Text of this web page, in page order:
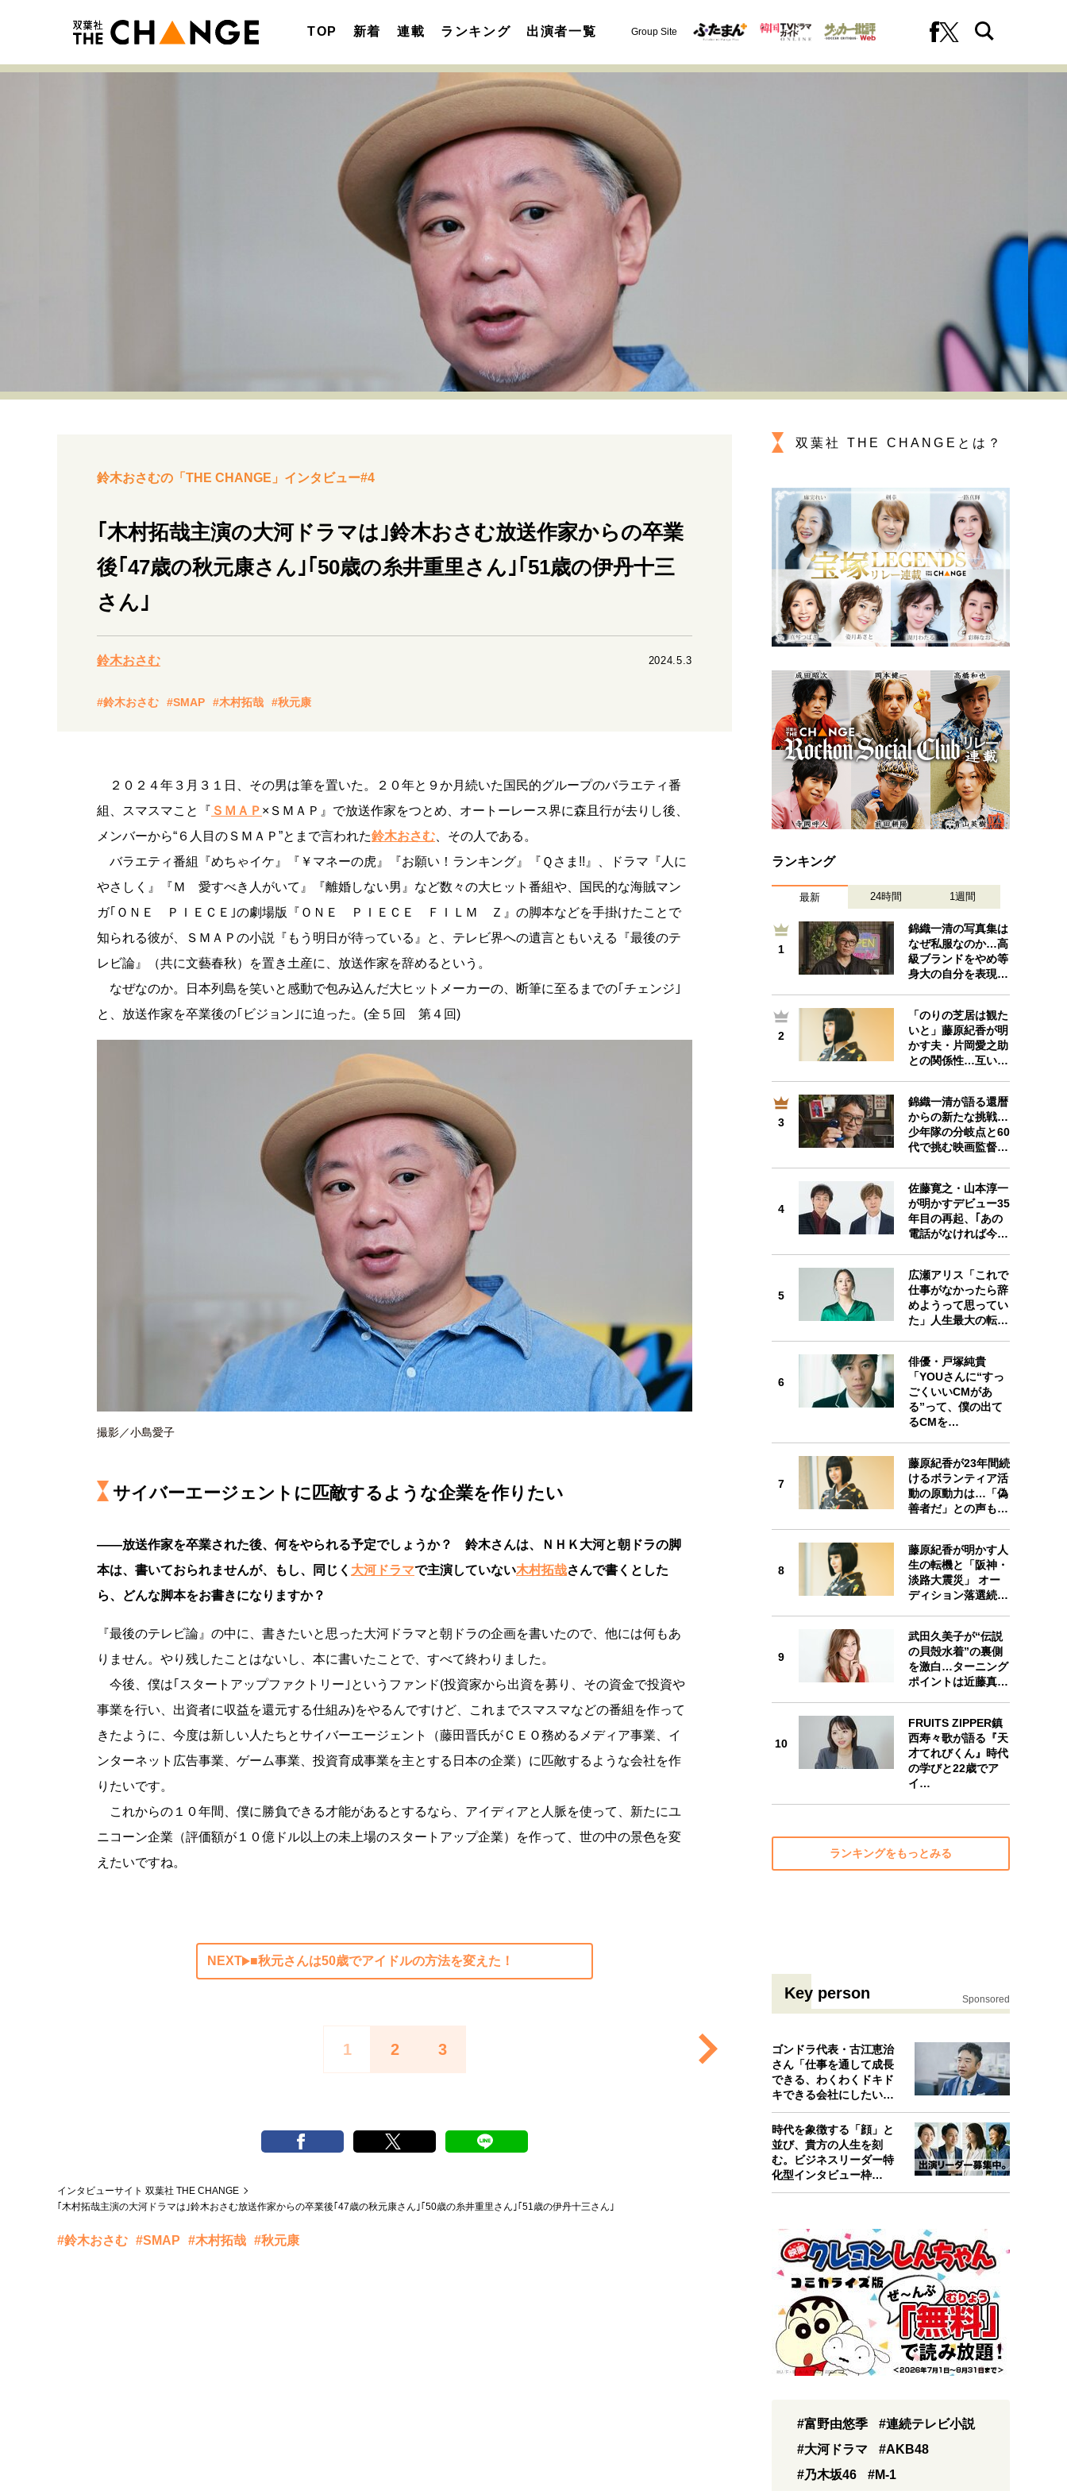
TOP 新着 連載 ランキング 出演者一覧 Group Site
運命を変えた出会い 決断の裏側 挫折からの再起
表現者の葛藤
人生が動いた日 10代の挫折と原点
セカンドキャリアの描き方 独立という決断 大人の学び直し
変革の原動力 次世代へのバトン
40代からの景色
一生モノの愛用品
社会・カルチャー・マネー 地域とつながる/お金との付き合い方
鈴木おさむの「THE CHANGE」インタビュー#4
｢木村拓哉主演の大河ドラマは｣鈴木おさむ放送作家からの卒業
後｢47歳の秋元康さん｣｢50歳の糸井重里さん｣｢51歳の伊丹十三
さん｣
鈴木おさむ 2024.5.3
#鈴木おさむ #SMAP #木村拓哉 #秋元康
２０２４年３月３１日、その男は筆を置いた。２０年と９か月続いた国民的グループのバラエティ番
組、スマスマこと『 ＳＭＡＰ ×ＳＭＡＰ』で放送作家をつとめ、オートーレース界に森且行が去りし後、
メンバーから“６人目のＳＭＡＰ”とまで言われた鈴木おさむ 、その人である。
バラエティ番組『めちゃイケ』『￥マネーの虎』『お願い！ランキング』『Ｑさま!!』、ドラマ『人に
やさしく』『Ｍ 愛すべき人がいて』『離婚しない男』など数々の大ヒット番組や、国民的な海賊マン
ガ｢ＯＮＥ ＰＩＥＣＥ｣の劇場版『ＯＮＥ ＰＩＥＣＥ ＦＩＬＭ Ｚ』の脚本などを手掛けたことで
知られる彼が、ＳＭＡＰの小説『もう明日が待っている』と、テレビ界への遺言ともいえる『最後のテ
レビ論』（共に文藝春秋）を置き土産に、放送作家を辞めるという。
なぜなのか。日本列島を笑いと感動で包み込んだ大ヒットメーカーの、断筆に至るまでの｢チェンジ｣
と、放送作家を卒業後の｢ビジョン｣に迫った。(全５回 第４回)
撮影／小島愛子
サイバーエージェントに匹敵するような企業を作りたい
――放送作家を卒業された後、何をやられる予定でしょうか？ 鈴木さんは、ＮＨＫ大河と朝ドラの脚
本は、書いておられませんが、もし、同じく 大河ドラマで主演していない木村拓哉さんで書くとした
ら、どんな脚本をお書きになりますか？
『最後のテレビ論』の中に、書きたいと思った大河ドラマと朝ドラの企画を書いたので、他には何もあ
りません。やり残したことはないし、本に書いたことで、すべて終わりました。
今後、僕は｢スタートアップファクトリー｣というファンド(投資家から出資を募り、その資金で投資や
事業を行い、出資者に収益を還元する仕組み)をやるんですけど、これまでスマスマなどの番組を作って
きたように、今度は新しい人たちとサイバーエージェント（藤田晋氏がＣＥＯ務めるメディア事業、イ
ンターネット広告事業、ゲーム事業、投資育成事業を主とする日本の企業）に匹敵するような会社を作
りたいです。
これからの１０年間、僕に勝負できる才能があるとするなら、アイディアと人脈を使って、新たにユ
ニコーン企業（評価額が１０億ドル以上の未上場のスタートアップ企業）を作って、世の中の景色を変
えたいですね。
NEXT ■秋元さんは50歳でアイドルの方法を変えた！
1 2 3
インタビューサイト 双葉社 THE CHANGE
｢木村拓哉主演の大河ドラマは｣鈴木おさむ放送作家からの卒業後｢47歳の秋元康さん｣｢50歳の糸井重里さん｣｢51歳の伊丹十三さん｣
#鈴木おさむ #SMAP #木村拓哉 #秋元康
双葉社 THE CHANGEとは？
ランキング
最新 24時間 1週間
1
錦織一清の写真集は
なぜ私服なのか…高
級ブランドをやめ等
身大の自分を表現…
2
「のりの芝居は観た
いと」藤原紀香が明
かす夫・片岡愛之助
との関係性…互い…
3
錦織一清が語る還暦
からの新たな挑戦…
少年隊の分岐点と60
代で挑む映画監督…
4
佐藤寛之・山本淳一
が明かすデビュー35
年目の再起、｢あの
電話がなければ今…
5
広瀬アリス「これで
仕事がなかったら辞
めようって思ってい
た」人生最大の転…
6
俳優・戸塚純貴
「YOUさんに“すっ
ごくいいCMがあ
る”って、僕の出て
るCMを…
7
藤原紀香が23年間続
けるボランティア活
動の原動力は…「偽
善者だ」との声も…
8
藤原紀香が明かす人
生の転機と「阪神・
淡路大震災」 オー
ディション落選続…
9
武田久美子が“伝説
の貝殻水着”の裏側
を激白…ターニング
ポイントは近藤真…
10
FRUITS ZIPPER鎮
西寿々歌が語る『天
才てれびくん』時代
の学びと22歳でア
イ…
ランキングをもっとみる
Key person Sponsored
ゴンドラ代表・古江恵治
さん「仕事を通して成長
できる、わくわくドキド
キできる会社にしたいと
考えたんで…
時代を象徴する「顔」と
並び、貴方の人生を刻
む。ビジネスリーダー特
化型インタビュー枠
『Key person』始…
#富野由悠季
#連続テレビ小説
#大河ドラマ
#AKB48
#乃木坂46
#M-1